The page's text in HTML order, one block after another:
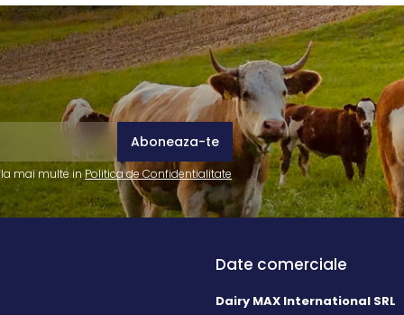
mai multe in Politica de Confidentialitate
Date comerciale
Dairy MAX International SRL